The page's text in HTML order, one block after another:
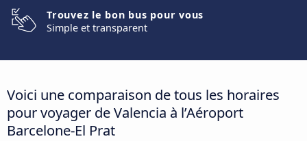
Trouvez le bon bus pour vous
Simple et transparent
Voici une comparaison de tous les horaires
pour voyager de Valencia à l’Aéroport
Barcelone-El Prat